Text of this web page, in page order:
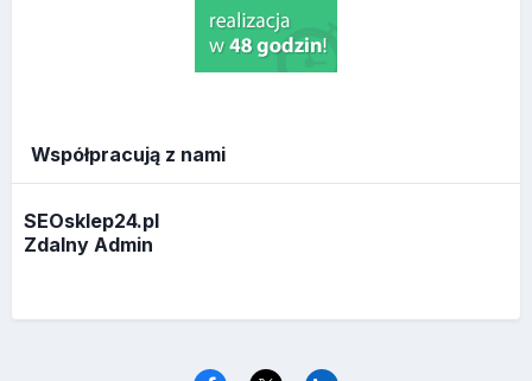
Współpracują z nami
SEOsklep24.pl
Zdalny Admin